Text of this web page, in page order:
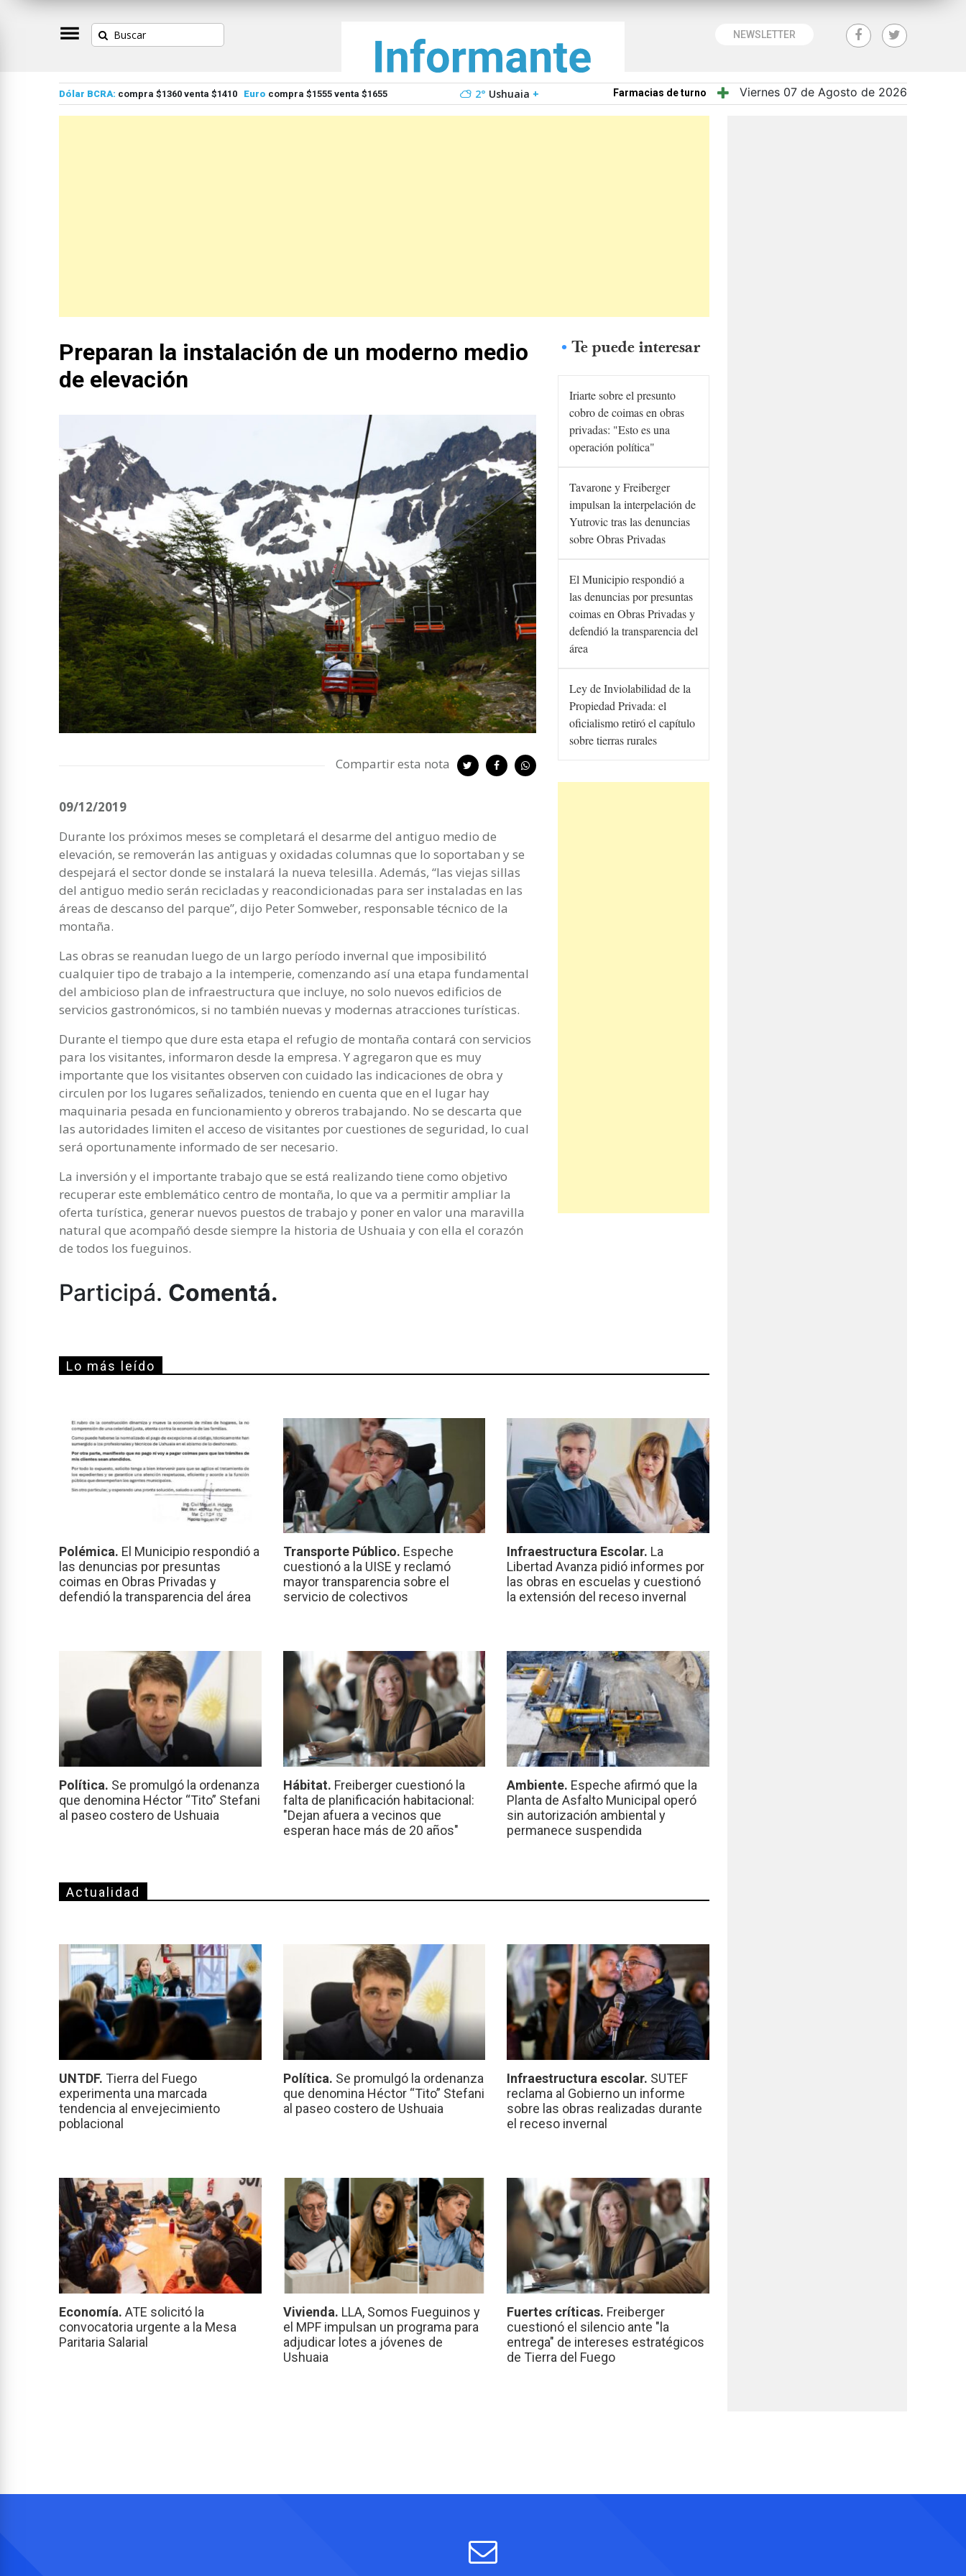
NEWSLETTER
Dólar BCRA: compra $1360 venta $1410 Euro compra $1555 venta $1655 2° Ushuaia + Farmacias de turno Viernes 07 de Agosto de 2026
Preparan la instalación de un moderno medio
de elevación
Compartir esta nota
09/12/2019
Durante los próximos meses se completará el desarme del antiguo medio de
elevación, se removerán las antiguas y oxidadas columnas que lo soportaban y se
despejará el sector donde se instalará la nueva telesilla. Además, “las viejas sillas
del antiguo medio serán recicladas y reacondicionadas para ser instaladas en las
áreas de descanso del parque”, dijo Peter Somweber, responsable técnico de la
montaña.
Las obras se reanudan luego de un largo período invernal que imposibilitó
cualquier tipo de trabajo a la intemperie, comenzando así una etapa fundamental
del ambicioso plan de infraestructura que incluye, no solo nuevos edificios de
servicios gastronómicos, si no también nuevas y modernas atracciones turísticas.
Durante el tiempo que dure esta etapa el refugio de montaña contará con servicios
para los visitantes, informaron desde la empresa. Y agregaron que es muy
importante que los visitantes observen con cuidado las indicaciones de obra y
circulen por los lugares señalizados, teniendo en cuenta que en el lugar hay
maquinaria pesada en funcionamiento y obreros trabajando. No se descarta que
las autoridades limiten el acceso de visitantes por cuestiones de seguridad, lo cual
será oportunamente informado de ser necesario.
La inversión y el importante trabajo que se está realizando tiene como objetivo
recuperar este emblemático centro de montaña, lo que va a permitir ampliar la
oferta turística, generar nuevos puestos de trabajo y poner en valor una maravilla
natural que acompañó desde siempre la historia de Ushuaia y con ella el corazón
de todos los fueguinos.
Te puede interesar
Iriarte sobre el presunto
cobro de coimas en obras
privadas: "Esto es una
operación política"
Tavarone y Freiberger
impulsan la interpelación de
Yutrovic tras las denuncias
sobre Obras Privadas
El Municipio respondió a
las denuncias por presuntas
coimas en Obras Privadas y
defendió la transparencia del
área
Ley de Inviolabilidad de la
Propiedad Privada: el
oficialismo retiró el capítulo
sobre tierras rurales
Participá. Comentá.
Lo más leído
Polémica. El Municipio respondió a
las denuncias por presuntas
coimas en Obras Privadas y
defendió la transparencia del área
Transporte Público. Espeche
cuestionó a la UISE y reclamó
mayor transparencia sobre el
servicio de colectivos
Infraestructura Escolar. La
Libertad Avanza pidió informes por
las obras en escuelas y cuestionó
la extensión del receso invernal
Política. Se promulgó la ordenanza
que denomina Héctor “Tito” Stefani
al paseo costero de Ushuaia
Hábitat. Freiberger cuestionó la
falta de planificación habitacional:
"Dejan afuera a vecinos que
esperan hace más de 20 años"
Ambiente. Espeche afirmó que la
Planta de Asfalto Municipal operó
sin autorización ambiental y
permanece suspendida
Actualidad
UNTDF. Tierra del Fuego
experimenta una marcada
tendencia al envejecimiento
poblacional
Política. Se promulgó la ordenanza
que denomina Héctor “Tito” Stefani
al paseo costero de Ushuaia
Infraestructura escolar. SUTEF
reclama al Gobierno un informe
sobre las obras realizadas durante
el receso invernal
Economía. ATE solicitó la
convocatoria urgente a la Mesa
Paritaria Salarial
Vivienda. LLA, Somos Fueguinos y
el MPF impulsan un programa para
adjudicar lotes a jóvenes de
Ushuaia
Fuertes críticas. Freiberger
cuestionó el silencio ante "la
entrega" de intereses estratégicos
de Tierra del Fuego